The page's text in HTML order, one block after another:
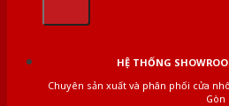
HỆ THỐNG
Chuyên sản xuất và phân phối cửa
Gòn